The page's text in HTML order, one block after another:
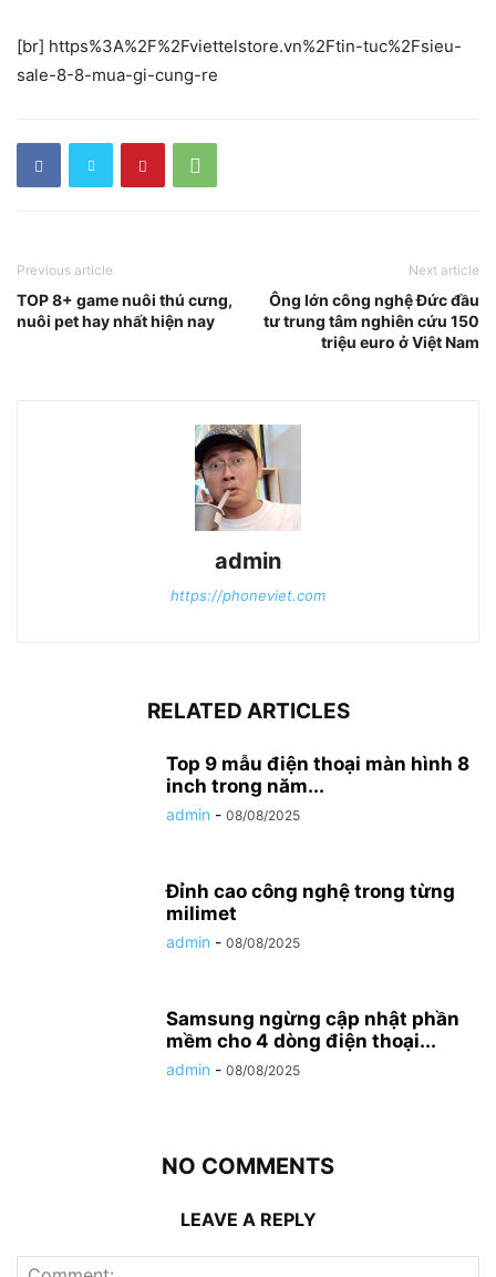
[br] https%3A%2F%2Fviettelstore.vn%2Ftin-tuc%2Fsieu-
sale-8-8-mua-gi-cung-re
Previous article
TOP 8+ game nuôi thú cưng,
nuôi pet hay nhất hiện nay
Next article
Ông lớn công nghệ Đức đầu
tư trung tâm nghiên cứu 150
triệu euro ở Việt Nam
admin
https://phoneviet.com
RELATED ARTICLES
Top 9 mẫu điện thoại màn hình 8
inch trong năm...
admin - 08/08/2025
Đỉnh cao công nghệ trong từng
milimet
admin - 08/08/2025
Samsung ngừng cập nhật phần
mềm cho 4 dòng điện thoại...
admin - 08/08/2025
NO COMMENTS
LEAVE A REPLY